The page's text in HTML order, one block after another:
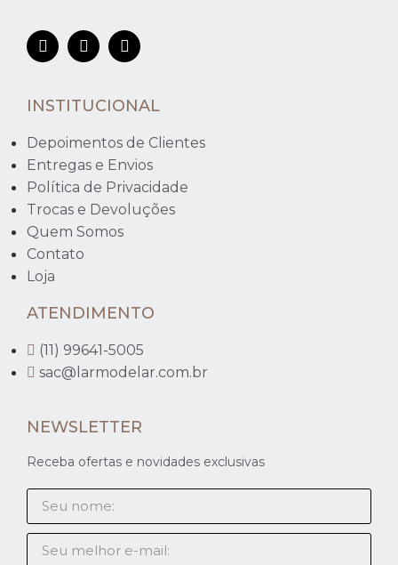
INSTITUCIONAL
Depoimentos de Clientes
Entregas e Envios
Política de Privacidade
Trocas e Devoluções
Quem Somos
Contato
Loja
ATENDIMENTO
(11) 99641-5005
sac@larmodelar.com.br
NEWSLETTER
Receba ofertas e novidades exclusivas